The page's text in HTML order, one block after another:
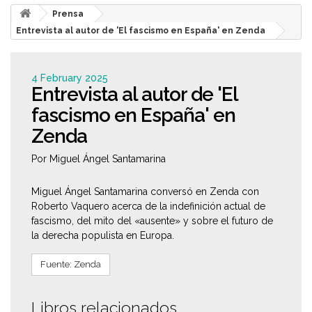
Prensa
Entrevista al autor de 'El fascismo en España' en Zenda
4 February 2025
Entrevista al autor de 'El
fascismo en España' en
Zenda
Por Miguel Ángel Santamarina
Miguel Ángel Santamarina conversó en Zenda con
Roberto Vaquero acerca de la indefinición actual de
fascismo, del mito del «ausente» y sobre el futuro de
la derecha populista en Europa.
Fuente: Zenda
Libros relacionados